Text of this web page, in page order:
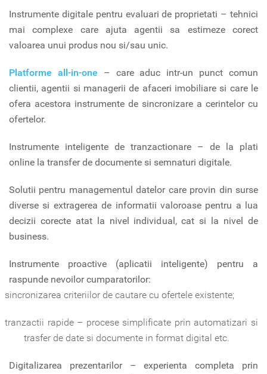
Instrumente digitale pentru evaluari de proprietati – tehnici
mai complexe care ajuta agentii sa estimeze corect
valoarea unui produs nou si/sau unic.
Platforme all-in-one – care aduc intr-un punct comun
clientii, agentii si managerii de afaceri imobiliare si care le
ofera acestora instrumente de sincronizare a cerintelor cu
ofertelor.
Instrumente inteligente de tranzactionare – de la plati
online la transfer de documente si semnaturi digitale.
Solutii pentru managementul datelor care provin din surse
diverse si extragerea de informatii valoroase pentru a lua
decizii corecte atat la nivel individual, cat si la nivel de
business.
Instrumente proactive (aplicatii inteligente) pentru a
raspunde nevoilor cumparatorilor:
sincronizarea criteriilor de cautare cu ofertele existente;
tranzactii rapide – procese simplificate prin automatizari si
trasfer de date si documente in format digital etc.
Digitalizarea prezentarilor – experienta completa prin